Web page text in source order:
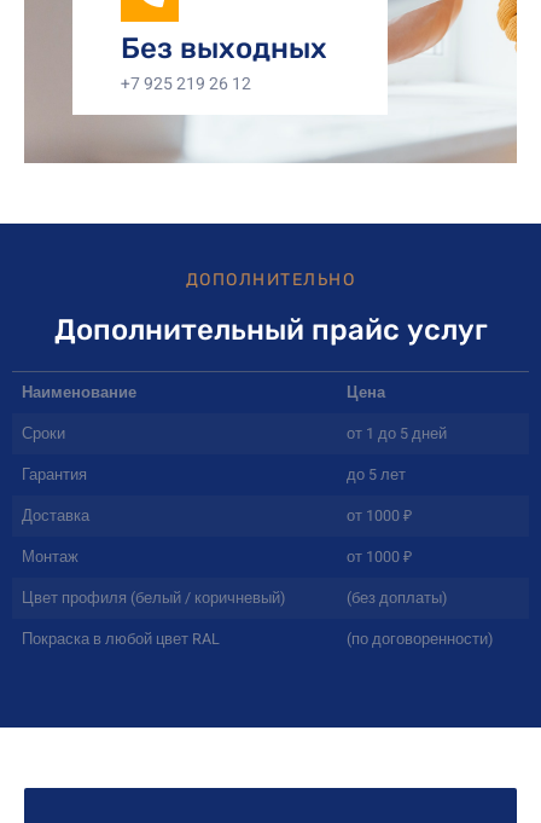
Без выходных
+7 925 219 26 12
ДОПОЛНИТЕЛЬНО
Дополнительный прайс услуг
Наименование
Цена
Сроки
от 1 до 5 дней
Гарантия
до 5 лет
Доставка
от 1000 ₽
Монтаж
от 1000 ₽
Цвет профиля (белый / коричневый)
(без доплаты)
Покраска в любой цвет RAL
(по договоренности)